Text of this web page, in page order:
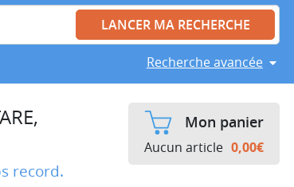
Recherche avancée
record.
Mon panier
Aucun article 0,00€